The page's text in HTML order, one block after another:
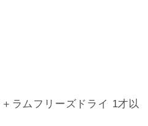
ラムフリーズドライ 1才以